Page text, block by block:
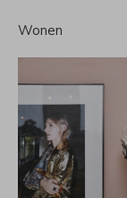
Wonen